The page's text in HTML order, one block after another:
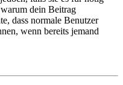
dein Beitrag
dass normale Benutzer
wenn bereits jemand